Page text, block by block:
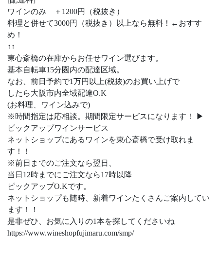
ワインのみ ＋1200円（税抜き）
料理と併せて3000円（税抜き）以上なら無料！←おすす
め！
↑↑
東心斎橋の在庫からお任せワイン選びます。
基本自転車15分圏内の配達区域。
なお、前日予約で1万円以上(税抜)のお買い上げで
したら大阪市内全域配達O.K
(お料理、ワイン込みで)
※時間指定は応相談。期間限定サービスになります！ ▶︎
ピックアップワインサービス
ネットショップにあるワインを東心斎橋で受け取れま
す！！
※前日までのご注文なら翌日、
当日12時までにご注文なら17時以降
ピックアップO.Kです。
ネットショップも随時、新着ワインたくさんご案内してい
ます！！
是非ぜひ、お気に入りの1本を探してくださいね
https://www.wineshopfujimaru.com/smp/